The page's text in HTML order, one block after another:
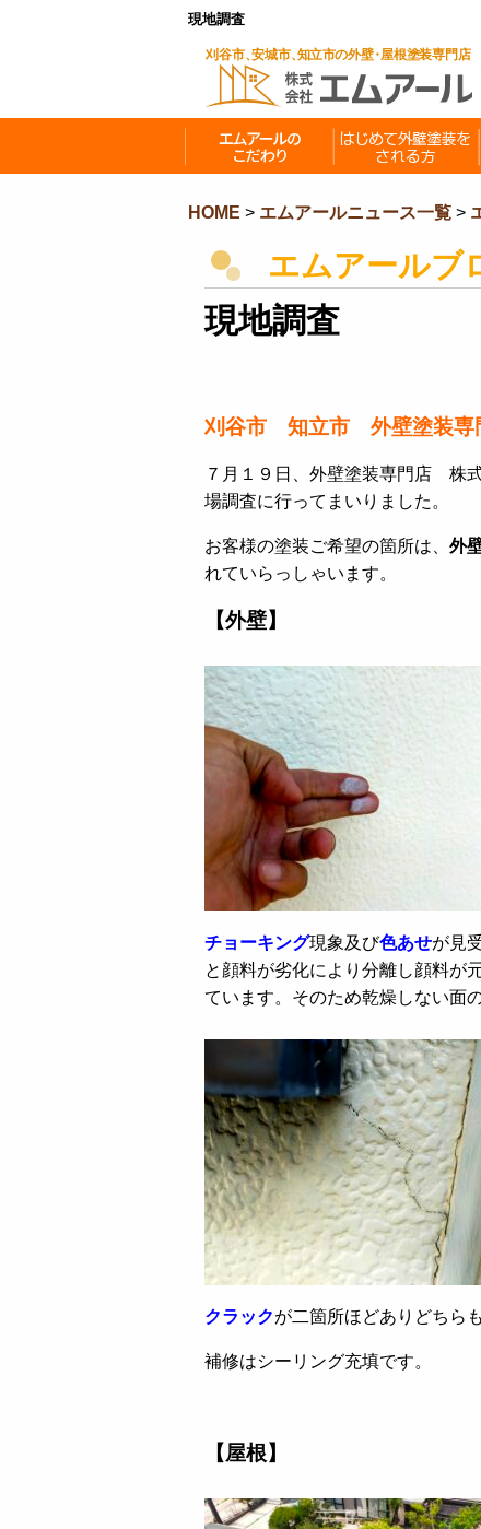
現地調査
HOME > エムアールニュース一覧 >
エムアールブ
現地調査
刈谷市 知立市 外壁塗装専
７月１９日、外壁塗装専門店 株
場調査に行ってまいりました。
お客様の塗装ご希望の箇所は、 外
れていらっしゃいます。
【外壁】
チョーキング現象及び色あせが見
と顔料が劣化により分離し顔料が
ています。そのため乾燥しない面
クラックが二箇所ほどありどちら
補修はシーリング充填です。
【屋根】